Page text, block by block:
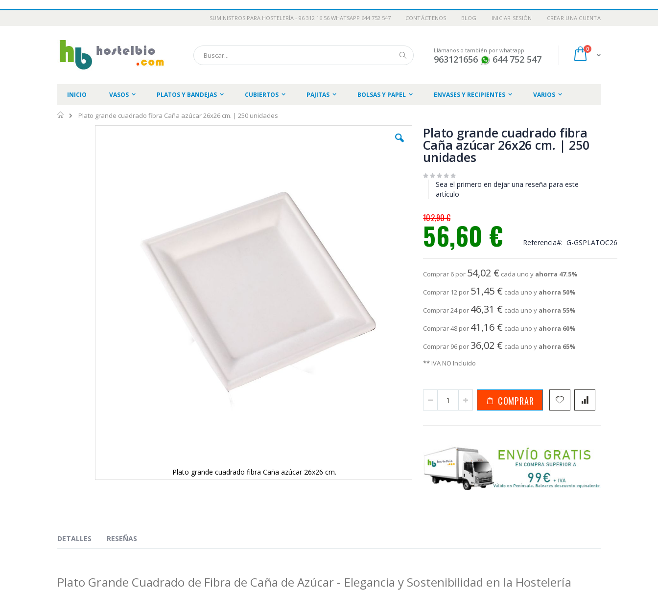
SUMINISTROS PARA HOSTELERÍA - 96 312 16 56 WHATSAPP 644 752 547 CONTÁCTENOS BLOG INICIAR SESIÓN CREAR UNA CUENTA
Cart
0artículos
Buscar
Llámanos o también por whatsapp
963121656 644 752 547
INICIO VASOS PLATOS Y BANDEJAS CUBIERTOS PAJITAS BOLSAS Y PAPEL ENVASES Y RECIPIENTES VARIOS
Inicio
Plato grande cuadrado fibra Caña azúcar 26x26 cm. | 250 unidades
Plato grande cuadrado fibra Caña azúcar 26x26 cm.
de
imágenes
Plato grande cuadrado fibra
Caña azúcar 26x26 cm. | 250
unidades
Sea el primero en dejar una reseña para este
artículo
102,90 €
Precio
especial
56,60 € Referencia G-GSPLATOC26
Comprar 6 por 54,02 € cada uno y ahorra 47.5%
Comprar 12 por 51,45 € cada uno y ahorra 50%
Comprar 24 por 46,31 € cada uno y ahorra 55%
Comprar 48 por 41,16 € cada uno y ahorra 60%
Comprar 96 por 36,02 € cada uno y ahorra 65%
** IVA NO Incluido
COMPRAR
DETALLES
Plato Grande Cuadrado de Fibra de Caña de Azúcar - Elegancia y Sostenibilidad en la Hostelería
RESEÑAS